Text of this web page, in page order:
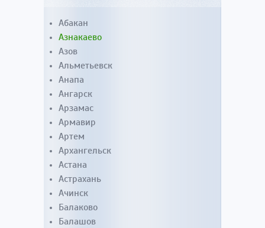
Абакан
Азнакаево
Азов
Альметьевск
Анапа
Ангарск
Арзамас
Армавир
Артем
Архангельск
Астана
Астрахань
Ачинск
Балаково
Балашов